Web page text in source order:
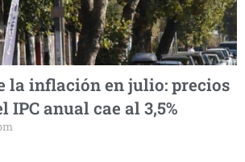
la inflación en julio: precios
IPC anual cae al 3,5%